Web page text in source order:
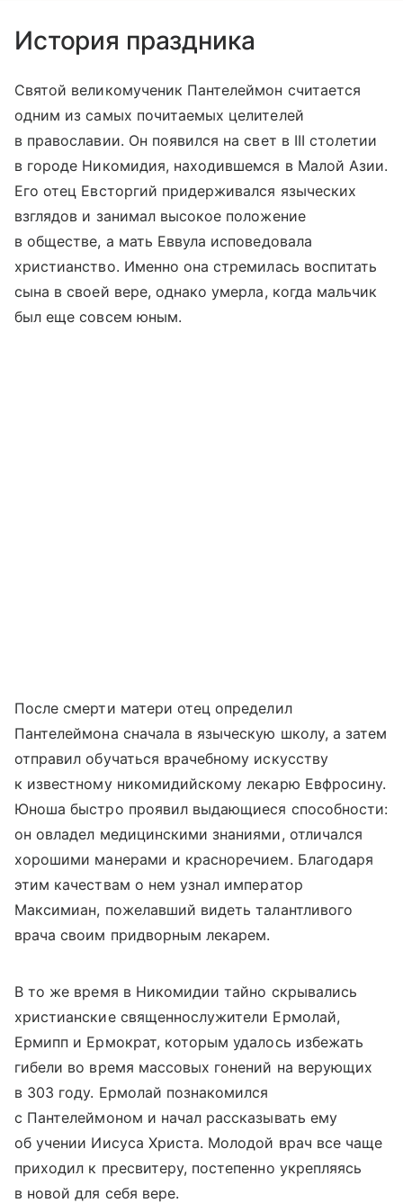
История праздника
Святой великомученик Пантелеймон считается
одним из самых почитаемых целителей
в православии. Он появился на свет в III столетии
в городе Никомидия, находившемся в Малой Азии.
Его отец Евсторгий придерживался языческих
взглядов и занимал высокое положение
в обществе, а мать Еввула исповедовала
христианство. Именно она стремилась воспитать
сына в своей вере, однако умерла, когда мальчик
был еще совсем юным.
После смерти матери отец определил
Пантелеймона сначала в языческую школу, а затем
отправил обучаться врачебному искусству
к известному никомидийскому лекарю Евфросину.
Юноша быстро проявил выдающиеся способности:
он овладел медицинскими знаниями, отличался
хорошими манерами и красноречием. Благодаря
этим качествам о нем узнал император
Максимиан, пожелавший видеть талантливого
врача своим придворным лекарем.
В то же время в Никомидии тайно скрывались
христианские священнослужители Ермолай,
Ермипп и Ермократ, которым удалось избежать
гибели во время массовых гонений на верующих
в 303 году. Ермолай познакомился
с Пантелеймоном и начал рассказывать ему
об учении Иисуса Христа. Молодой врач все чаще
приходил к пресвитеру, постепенно укрепляясь
в новой для себя вере.